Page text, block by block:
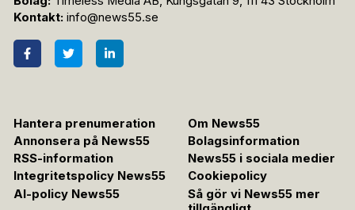
Kontakt: info@news55.se
Hantera prenumeration
Om News55
Annonsera på News55
Bolagsinformation
RSS-information
News55 i sociala medier
Integritetspolicy News55
Cookiepolicy
AI-policy News55
Så gör vi News55 mer